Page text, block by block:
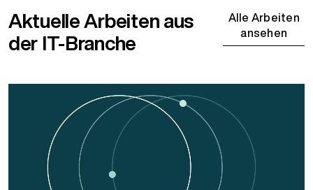
Aktuelle Arbeiten aus
der IT-Branche
Alle Arbeiten
ansehen